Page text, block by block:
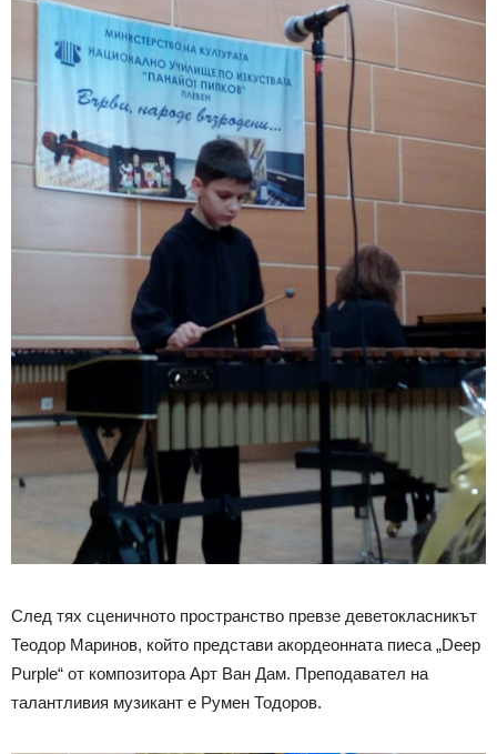
След тях сценичното пространство превзе деветокласникът
Теодор Маринов, който представи акордеонната пиеса „Deep
Purple“ от композитора Арт Ван Дам. Преподавател на
талантливия музикант е Румен Тодоров.